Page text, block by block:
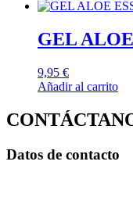
GEL
9,95 €
Añadir al carrito
Datos de contacto